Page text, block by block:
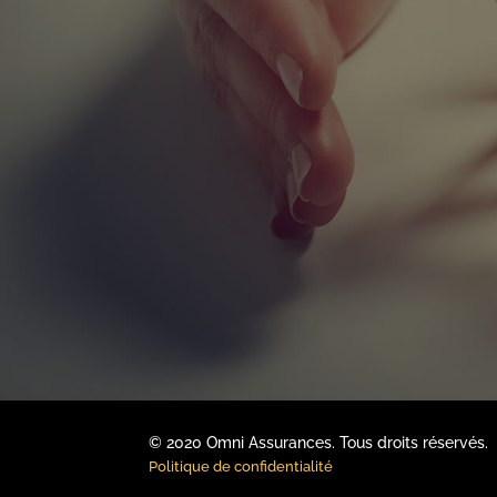
© 2020 Omni Assurances. Tous droits réservés.
Politique de confidentialité